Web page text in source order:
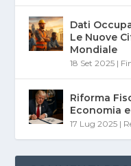
Dati
Le Nuove
Mondiale
18 Set 2025 |
Riforma
Economia
17 Lug 2025 |